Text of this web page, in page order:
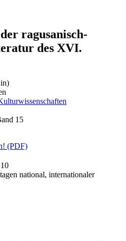
ragusanisch-
des XVI.
15
(PDF)
national, internationaler